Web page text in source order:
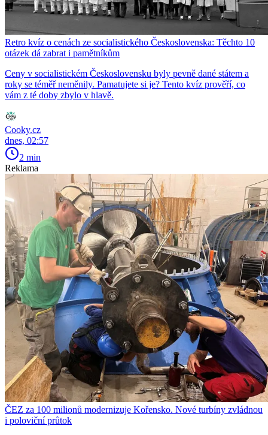
Retro kvíz o cenách ze socialistického Československa: Těchto 10
otázek dá zabrat i pamětníkům
Ceny v socialistickém Československu byly pevně dané státem a
roky se téměř neměnily. Pamatujete si je? Tento kvíz prověří, co
vám z té doby zbylo v hlavě.
Cooky.cz
dnes, 02:57
2 min
Reklama
ČEZ za 100 milionů modernizuje Kořensko. Nové turbíny zvládnou
i poloviční průtok